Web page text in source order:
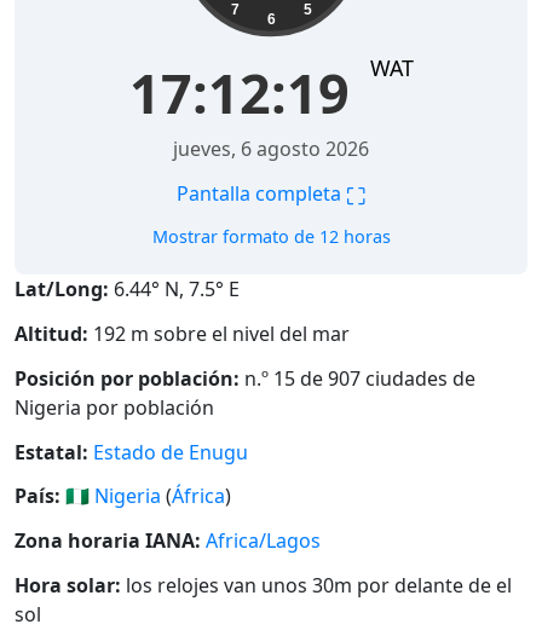
5
6
7
17:12:20 WAT
jueves, 6 agosto 2026
Pantalla completa ⛶
Mostrar formato de 12 horas
Lat/Long: 6.44° N, 7.5° E
Altitud: 192 m sobre el nivel del mar
Posición por población: n.º 15 de 907 ciudades de
Nigeria por población
Estatal: Estado de Enugu
País: 🇳🇬 Nigeria (África)
Zona horaria IANA: Africa/Lagos
Hora solar: los relojes van unos 30m por delante de el
sol